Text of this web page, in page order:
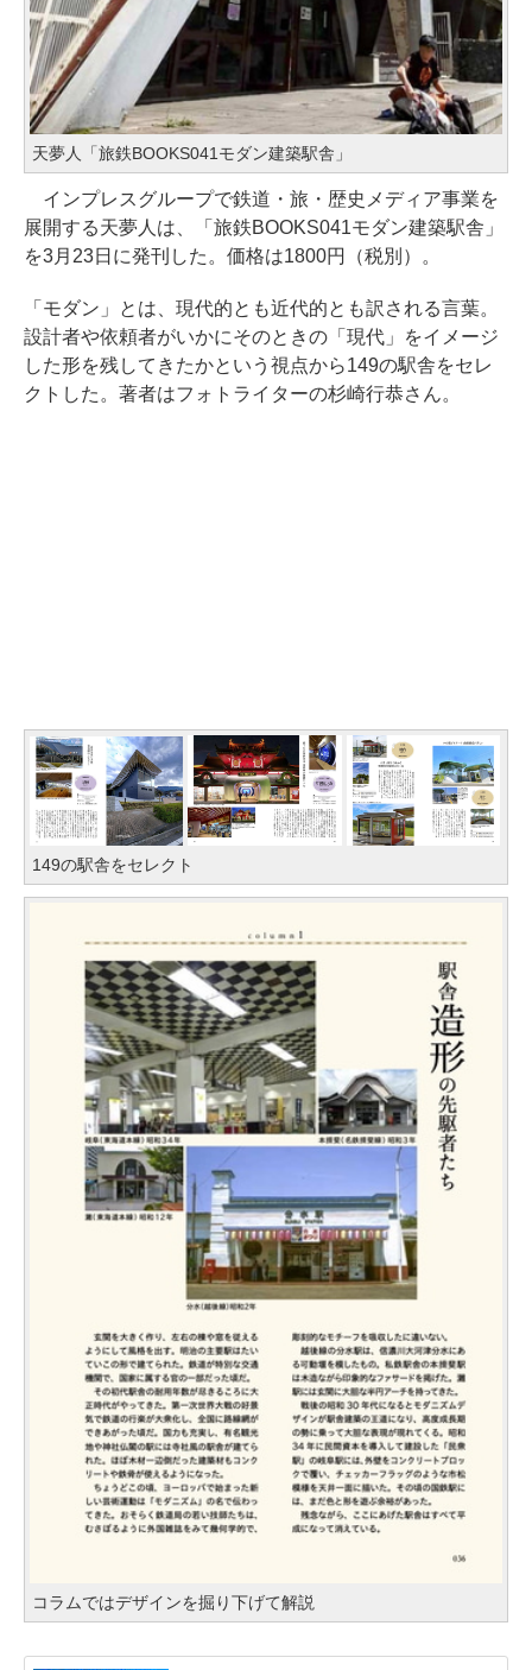
天夢人「旅鉄BOOKS041モダン建築駅舎」
インプレスグループで鉄道・旅・歴史メディア事業を
展開する天夢人は、「旅鉄BOOKS041モダン建築駅舎」
を3月23日に発刊した。価格は1800円（税別）。
「モダン」とは、現代的とも近代的とも訳される言葉。
設計者や依頼者がいかにそのときの「現代」をイメージ
した形を残してきたかという視点から149の駅舎をセレ
クトした。著者はフォトライターの杉崎行恭さん。
149の駅舎をセレクト
コラムではデザインを掘り下げて解説